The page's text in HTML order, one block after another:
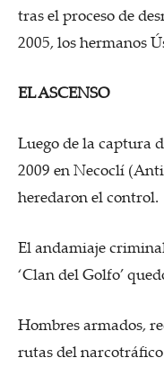
tras el proceso de
2005, los hermanos
EL ASCENSO
Luego de la captura
2009 en Necoclí
heredaron el control.
El andamiaje
‘Clan del Golfo’
Hombres armados,
rutas del